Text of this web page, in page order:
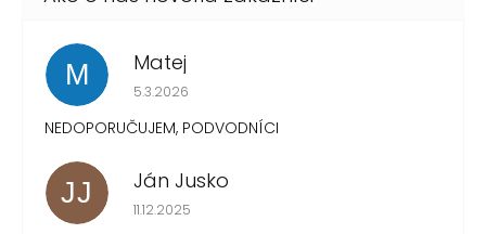
M Matej
Hodnotenie obchodu je 1 z 5 hviezdičiek.
5.3.2026
NEDOPORUČUJEM, PODVODNÍCI
JJ Ján Jusko
Hodnotenie obchodu je 1 z 5 hviezdičiek.
11.12.2025